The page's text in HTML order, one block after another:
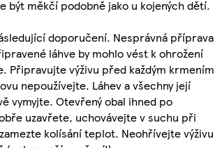
být měkčí podobně jako u kojených dětí.
doporučení. Nesprávná příprava
láhve by mohlo vést k ohrožení
Připravujte výživu před každým krmením
nepoužívejte. Láhev a všechny její
vymyjte. Otevřený obal ihned po
uzavřete, uchovávejte v suchu při
kolísání teplot. Neohřívejte výživu